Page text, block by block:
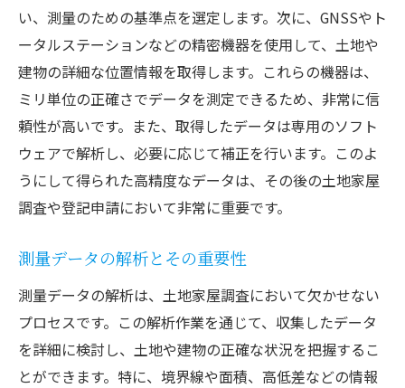
い、測量のための基準点を選定します。次に、GNSSやト
ータルステーションなどの精密機器を使用して、土地や
建物の詳細な位置情報を取得します。これらの機器は、
ミリ単位の正確さでデータを測定できるため、非常に信
頼性が高いです。また、取得したデータは専用のソフト
ウェアで解析し、必要に応じて補正を行います。このよ
うにして得られた高精度なデータは、その後の土地家屋
調査や登記申請において非常に重要です。
測量データの解析とその重要性
測量データの解析は、土地家屋調査において欠かせない
プロセスです。この解析作業を通じて、収集したデータ
を詳細に検討し、土地や建物の正確な状況を把握するこ
とができます。特に、境界線や面積、高低差などの情報